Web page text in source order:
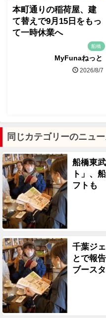
本町通りの稲荷屋、建
て替えで9月15日をもっ
て一時休業へ
船橋
MyFunaねっと
2026/8/7
同じカテゴリーのニュ
船橋東
ト」、
フトも
千葉ジ
とで報
ブース